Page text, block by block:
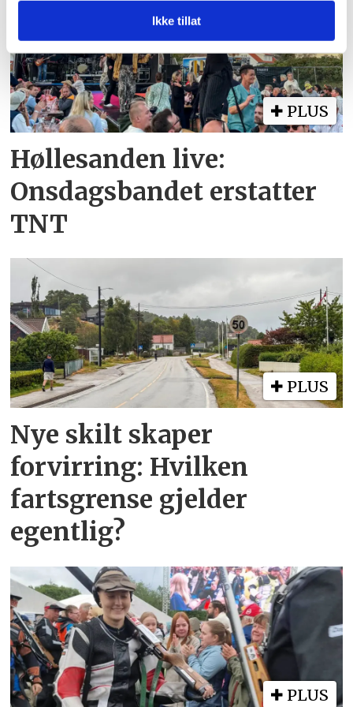
med annen informasjon du har gjort tilgjengelig for dem,
eller som de har samlet inn gjennom din bruk av
tjenestene deres.
Ikke tillat
PLUS
Høllesanden live:
Onsdagsbandet erstatter
TNT
PLUS
Nye skilt skaper
forvirring: Hvilken
fartsgrense gjelder
egentlig?
PLUS